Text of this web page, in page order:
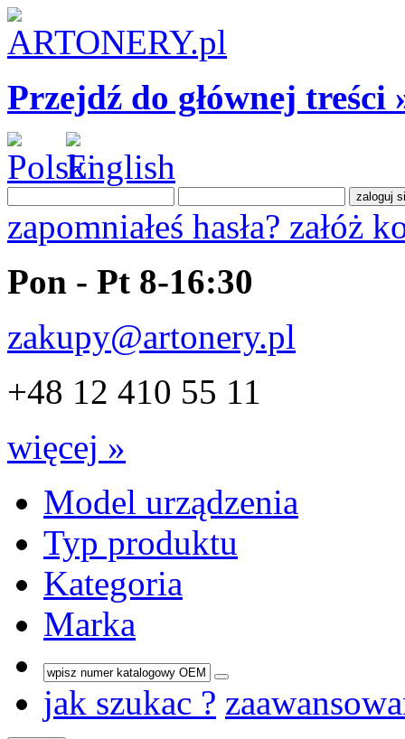
Przejdź do głównej treści
zapomniałeś hasła? załóż
Pon - Pt 8-16:30
zakupy@artonery.pl
+48 12 410 55 11
więcej »
Model urządzenia
Typ produktu
Kategoria
Marka
jak szukac ?